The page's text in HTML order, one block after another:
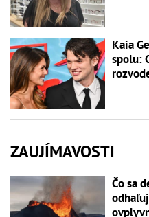
Kaia
spolu:
ZAUJÍMAVOSTI
Čo sa